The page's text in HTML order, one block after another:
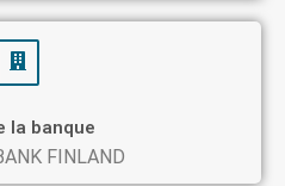
la banque
FINLAND